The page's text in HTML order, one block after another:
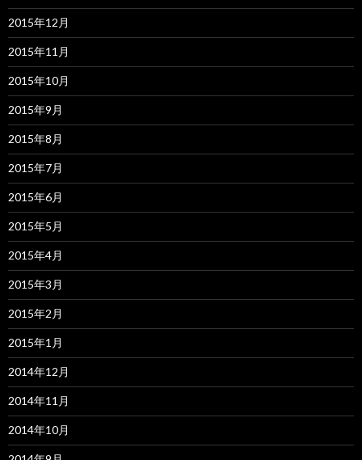
2015年12月
2015年11月
2015年10月
2015年9月
2015年8月
2015年7月
2015年6月
2015年5月
2015年4月
2015年3月
2015年2月
2015年1月
2014年12月
2014年11月
2014年10月